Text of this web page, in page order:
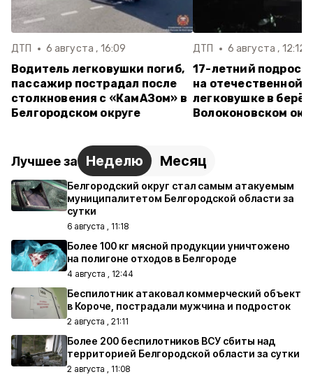
ДТП 6 августа , 16:09
Водитель легковушки погиб,
пассажир пострадал после
столкновения с «КамАЗом» в
Белгородском округе
ДТП 6 августа , 12:12
17-летний
на отечественной
легковушке в
Волоконовском
Лучшее за Неделю Месяц
Белгородский округ стал самым атакуемым
муниципалитетом Белгородской области за
сутки
6 августа , 11:18
Более 100 кг мясной продукции уничтожено
на полигоне отходов в Белгороде
4 августа , 12:44
Беспилотник атаковал коммерческий объект
в Короче, пострадали мужчина и подросток
2 августа , 21:11
Более 200 беспилотников ВСУ сбиты над
территорией Белгородской области за сутки
2 августа , 11:08